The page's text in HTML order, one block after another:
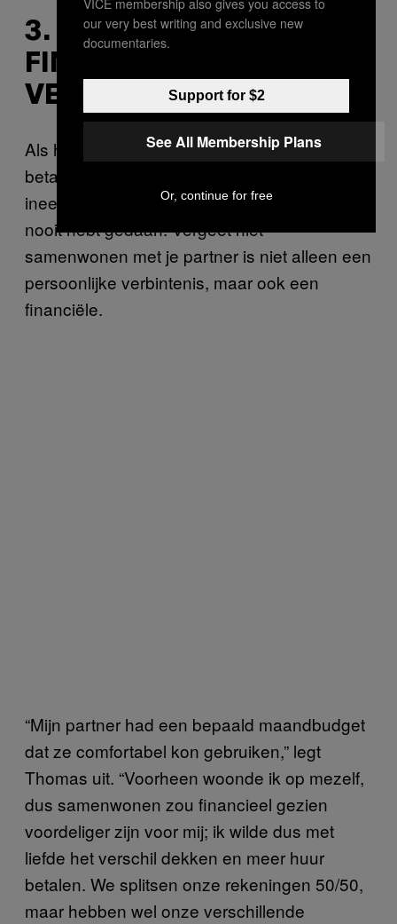
3. BEPAAL HOE JE DE
FINANCIËN WIL
VERDELEN
Als het eenmaal tijd is om de rekening te
betalen moet je niet raar opkijken als je
ineens aan het kibbelen bent zoals je nog
nooit hebt gedaan. Vergeet niet –
samenwonen met je partner is niet alleen een
persoonlijke verbintenis, maar ook een
financiële.
“Mijn partner had een bepaald maandbudget
dat ze comfortabel kon gebruiken,” legt
Thomas uit. “Voorheen woonde ik op mezelf,
dus samenwonen zou financieel gezien
voordeliger zijn voor mij; ik wilde dus met
liefde het verschil dekken en meer huur
betalen. We splitsen onze rekeningen 50/50,
maar hebben wel onze verschillende
our very best writing and exclusive new
documentaries.
Support for $2
See All Membership Plans
Or, continue for free